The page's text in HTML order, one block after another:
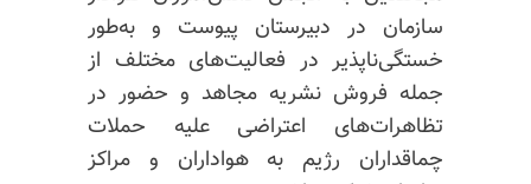
سازمان در دبیرستان پیوست و به‌طور
خستگی‌ناپذیر در فعالیت‌های مختلف از
جمله فروش نشریه مجاهد و حضور در
تظاهرات‌های اعتراضی علیه حملات
چماقداران رژیم به هواداران و مراکز